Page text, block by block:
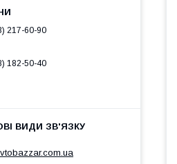
217-60-90
182-50-40